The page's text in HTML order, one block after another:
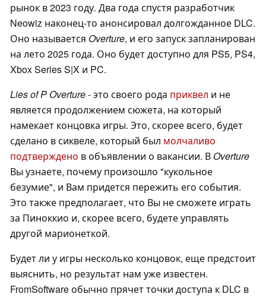
рынок в 2023 году. Два года спустя разработчик
Neowiz наконец-то анонсировал долгожданное DLC.
Оно называется Overture, и его запуск запланирован
на лето 2025 года. Оно будет доступно для PS5, PS4,
Xbox Series S|X и PC.
Lies of P Overture- это своего рода приквел и не
является продолжением сюжета, на который
намекает концовка игры. Это, скорее всего, будет
сделано в сиквеле, который был молчаливо
подтверждено в объявлении о вакансии. В Overture
Вы узнаете, почему произошло "кукольное
безумие", и Вам придется пережить его события.
Это также предполагает, что Вы не сможете играть
за Пиноккио и, скорее всего, будете управлять
другой марионеткой.
Будет ли у игры несколько концовок, еще предстоит
выяснить, но результат нам уже известен.
FromSoftware обычно прячет точки доступа к DLC в